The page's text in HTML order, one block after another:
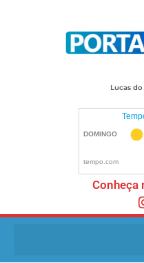
Lucas do
Conheça